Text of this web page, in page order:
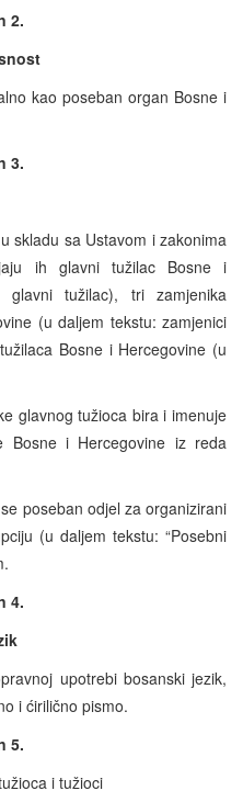
2.
kao poseban organ Bosne i
3.
sa Ustavom i zakonima
ih glavni tužilac Bosne i
glavni tužilac), tri zamjenika
(u daljem tekstu: zamjenici
Bosne i Hercegovine (u
tužioca bira i imenuje
Bosne i Hercegovine iz reda
poseban odjel za organizirani
(u daljem tekstu: “Posebni
4.
upotrebi bosanski jezik,
i ćirilično pismo.
5.
i tužioci